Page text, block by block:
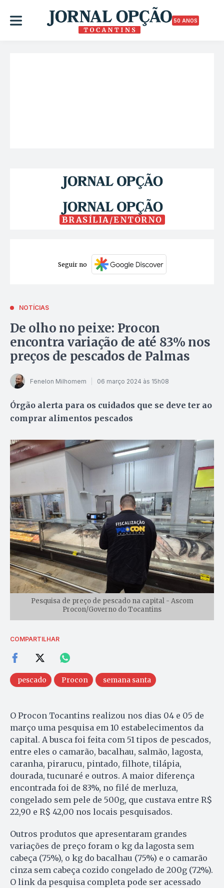
50 ANOS
BRASÍLIA/ENTORNO
Seguir no
NOTÍCIAS
De olho no peixe: Procon
encontra variação de até 83% nos
preços de pescados de Palmas
Fenelon Milhomem 06 março 2024 às 15h08
Órgão alerta para os cuidados que se deve ter ao
comprar alimentos pescados
Pesquisa de preço de pescado na capital - Ascom
Procon/Governo do Tocantins
COMPARTILHAR
pescado Procon semana santa
O Procon Tocantins realizou nos dias 04 e 05 de
março uma pesquisa em 10 estabelecimentos da
capital. A busca foi feita com 51 tipos de pescados,
entre eles o camarão, bacalhau, salmão, lagosta,
caranha, pirarucu, pintado, filhote, tilápia,
dourada, tucunaré e outros. A maior diferença
encontrada foi de 83%, no filé de merluza,
congelado sem pele de 500g, que custava entre R$
22,90 e R$ 42,00 nos locais pesquisados.
Outros produtos que apresentaram grandes
variações de preço foram o kg da lagosta sem
cabeça (75%), o kg do bacalhau (75%) e o camarão
cinza sem cabeça cozido congelado de 200g (72%).
O link da pesquisa completa pode ser acessado